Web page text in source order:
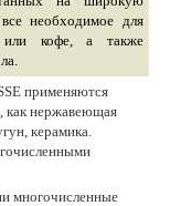
необходимое для
или кофе, а также
применяются
как нержавеющая
керамика.
многочисленные